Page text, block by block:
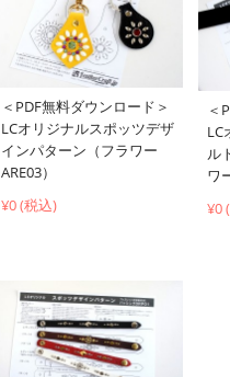
＜PDF無料ダウンロード＞
LCオリジナルスポッツデザ
インパターン（フラワー
ARE03）
¥0 (税込)
＜
LC
ル
ワ
¥0